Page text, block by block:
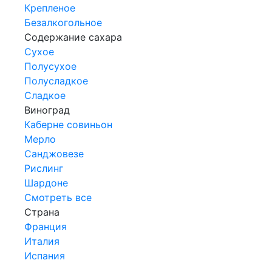
Крепленое
Безалкогольное
Содержание сахара
Сухое
Полусухое
Полусладкое
Сладкое
Виноград
Каберне совиньон
Мерло
Санджовезе
Рислинг
Шардоне
Смотреть все
Страна
Франция
Италия
Испания